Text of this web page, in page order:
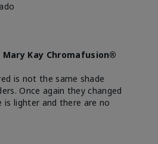
Kay Chromafusion®
is not the same shade
Once again they changed
is lighter and there are no